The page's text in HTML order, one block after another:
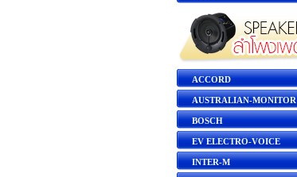
ACCORD
AUSTRALIAN-MONITOR
BOSCH
EV ELECTRO-VOICE
INTER-M